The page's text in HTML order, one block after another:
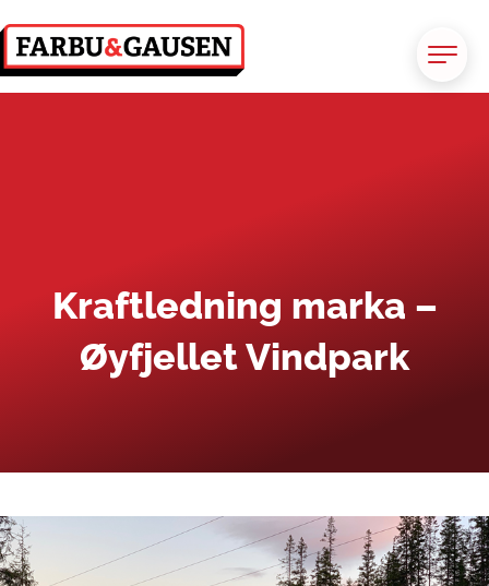
Kraftledning marka –
Øyfjellet Vindpark